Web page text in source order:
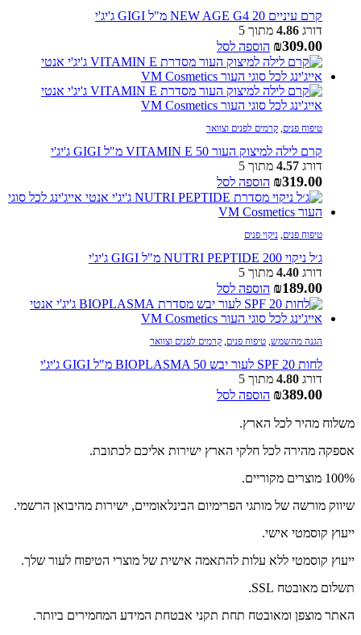
קרם עיניים NEW AGE G4 20 מ"ל GIGI ג'יג'י
דורג 4.86 מתוך 5
₪309.00 הוספה לסל
טיפוח פנים, קרמים לפנים וצוואר
קרם לילה למיצוק העור VITAMIN E 50 מ"ל GIGI ג'יג'י
דורג 4.57 מתוך 5
₪319.00 הוספה לסל
טיפוח פנים, ניקוי פנים
ג׳ל ניקוי NUTRI PEPTIDE 200 מ"ל GIGI ג'יג'י
דורג 4.40 מתוך 5
₪189.00 הוספה לסל
הגנה מהשמש, טיפוח פנים, קרמים לפנים וצוואר
לחות 20 SPF לעור יבש BIOPLASMA 50 מ"ל GIGI ג'יג'י
דורג 4.80 מתוך 5
₪389.00 הוספה לסל
משלוח מהיר לכל הארץ.
אספקה מהירה לכל חלקי הארץ ישירות אליכם לכתובת.
100% מוצרים מקוריים.
שיווק מורשה של מותגי הפרימיום הבינלאומיים, ישירות מהיבואן הרשמי.
ייעוץ קוסמטי אישי.
ייעוץ קוסמטי ללא עלות להתאמה אישית של מוצרי הטיפוח לעור שלך.
תשלום מאובטח SSL.
האתר מוצפן ומאובטח תחת תקני אבטחת המידע המחמירים ביותר.